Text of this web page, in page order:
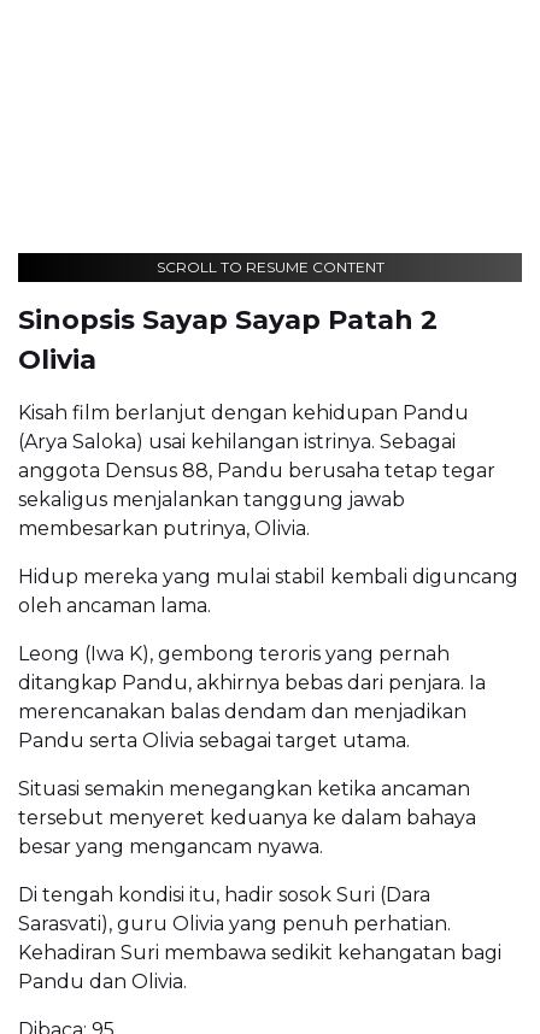
SCROLL TO RESUME CONTENT
Sinopsis Sayap Sayap Patah 2
Olivia
Kisah film berlanjut dengan kehidupan Pandu
(Arya Saloka) usai kehilangan istrinya. Sebagai
anggota Densus 88, Pandu berusaha tetap tegar
sekaligus menjalankan tanggung jawab
membesarkan putrinya, Olivia.
Hidup mereka yang mulai stabil kembali diguncang
oleh ancaman lama.
Leong (Iwa K), gembong teroris yang pernah
ditangkap Pandu, akhirnya bebas dari penjara. Ia
merencanakan balas dendam dan menjadikan
Pandu serta Olivia sebagai target utama.
Situasi semakin menegangkan ketika ancaman
tersebut menyeret keduanya ke dalam bahaya
besar yang mengancam nyawa.
Di tengah kondisi itu, hadir sosok Suri (Dara
Sarasvati), guru Olivia yang penuh perhatian.
Kehadiran Suri membawa sedikit kehangatan bagi
Pandu dan Olivia.